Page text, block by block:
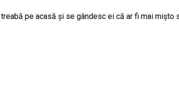
pe acasă şi se gândesc ei că ar fi mai mişto